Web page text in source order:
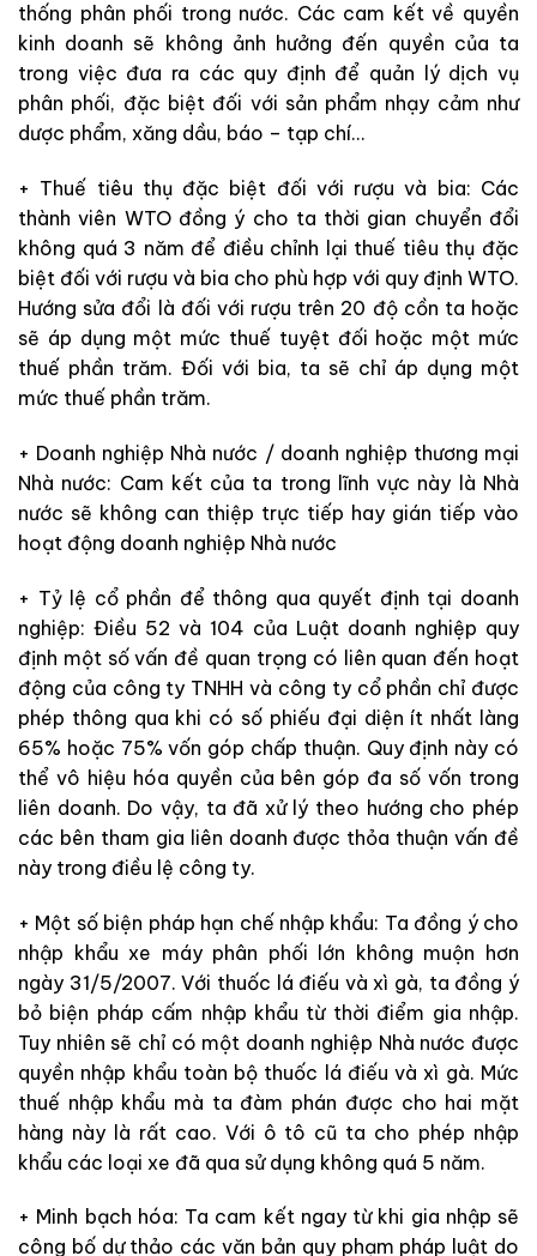
thống phân phối trong nước. Các cam kết về quyền
kinh doanh sẽ không ảnh hưởng đến quyền của ta
trong việc đưa ra các quy định để quản lý dịch vụ
phân phối, đặc biệt đối với sản phẩm nhạy cảm như
dược phẩm, xăng dầu, báo – tạp chí…
+ Thuế tiêu thụ đặc biệt đối với rượu và bia: Các
thành viên WTO đồng ý cho ta thời gian chuyển đổi
không quá 3 năm để điều chỉnh lại thuế tiêu thụ đặc
biệt đối với rượu và bia cho phù hợp với quy định WTO.
Hướng sửa đổi là đối với rượu trên 20 độ cồn ta hoặc
sẽ áp dụng một mức thuế tuyệt đối hoặc một mức
thuế phần trăm. Đối với bia, ta sẽ chỉ áp dụng một
mức thuế phần trăm.
+ Doanh nghiệp Nhà nước / doanh nghiệp thương mại
Nhà nước: Cam kết của ta trong lĩnh vực này là Nhà
nước sẽ không can thiệp trực tiếp hay gián tiếp vào
hoạt động doanh nghiệp Nhà nước
+ Tỷ lệ cổ phần để thông qua quyết định tại doanh
nghiệp: Điều 52 và 104 của Luật doanh nghiệp quy
định một số vấn đề quan trọng có liên quan đến hoạt
động của công ty TNHH và công ty cổ phần chỉ được
phép thông qua khi có số phiếu đại diện ít nhất làng
65% hoặc 75% vốn góp chấp thuận. Quy định này có
thể vô hiệu hóa quyền của bên góp đa số vốn trong
liên doanh. Do vậy, ta đã xử lý theo hướng cho phép
các bên tham gia liên doanh được thỏa thuận vấn đề
này trong điều lệ công ty.
+ Một số biện pháp hạn chế nhập khẩu: Ta đồng ý cho
nhập khẩu xe máy phân phối lớn không muộn hơn
ngày 31/5/2007. Với thuốc lá điếu và xì gà, ta đồng ý
bỏ biện pháp cấm nhập khẩu từ thời điểm gia nhập.
Tuy nhiên sẽ chỉ có một doanh nghiệp Nhà nước được
quyền nhập khẩu toàn bộ thuốc lá điếu và xì gà. Mức
thuế nhập khẩu mà ta đàm phán được cho hai mặt
hàng này là rất cao. Với ô tô cũ ta cho phép nhập
khẩu các loại xe đã qua sử dụng không quá 5 năm.
+ Minh bạch hóa: Ta cam kết ngay từ khi gia nhập sẽ
công bố dự thảo các văn bản quy phạm pháp luật do